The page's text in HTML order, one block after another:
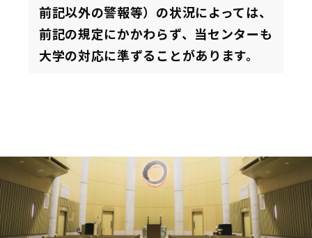
前記以外の警報等）の状況によっては、
前記の規定にかかわらず、当センターも
大学の対応に準ずることがあります。